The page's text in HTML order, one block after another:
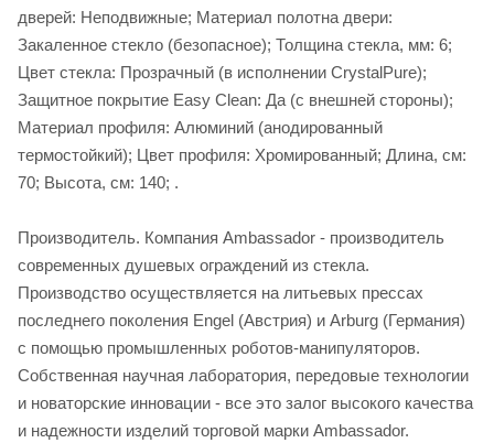
дверей: Неподвижные; Материал полотна двери:
Закаленное стекло (безопасное); Толщина стекла, мм: 6;
Цвет стекла: Прозрачный (в исполнении CrystalPure);
Защитное покрытие Easy Clean: Да (с внешней стороны);
Материал профиля: Алюминий (анодированный
термостойкий); Цвет профиля: Хромированный; Длина, см:
70; Высота, см: 140; .
Производитель. Компания Ambassador - производитель
современных душевых ограждений из стекла.
Производство осуществляется на литьевых прессах
последнего поколения Engel (Австрия) и Arburg (Германия)
с помощью промышленных роботов-манипуляторов.
Собственная научная лаборатория, передовые технологии
и новаторские инновации - все это залог высокого качества
и надежности изделий торговой марки Ambassador.